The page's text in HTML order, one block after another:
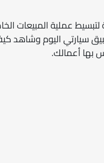
لتبسيط عملية المبيعات
سيارتي اليوم وشاهد
بها أعمالك.